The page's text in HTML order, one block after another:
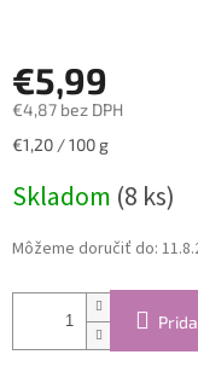
€5,99
€4,87 bez DPH
Jednotková
€1,20 / 100 g
Skladom (8 ks)
Môžeme doručiť do: